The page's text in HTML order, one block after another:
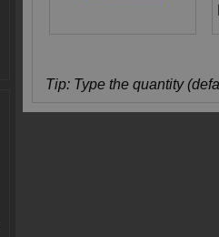
Tip: Type the quantity